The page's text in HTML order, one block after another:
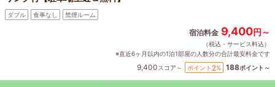
ダブル 食事なし 禁煙ルーム
宿泊料金 9,400円～
（税込・サービス料込）
※直近6ヶ月以内の1泊1部屋の人数分の合計最安料金です
9,400スコア～ ポイント 2% 188ポイント～